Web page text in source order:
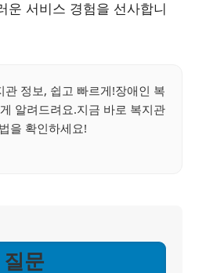
운 서비스 경험을 선사합니
관 정보, 쉽고 빠르게!장애인 복
알려드려요.지금 바로 복지관
을 확인하세요!
문